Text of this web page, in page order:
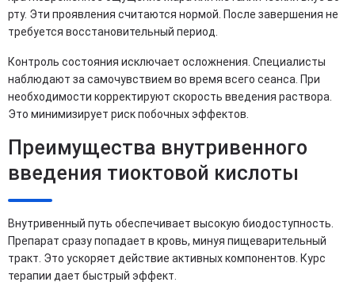
рту. Эти проявления считаются нормой. После завершения не
требуется восстановительный период.
Контроль состояния исключает осложнения. Специалисты
наблюдают за самочувствием во время всего сеанса. При
необходимости корректируют скорость введения раствора.
Это минимизирует риск побочных эффектов.
Преимущества внутривенного
введения тиоктовой кислоты
Внутривенный путь обеспечивает высокую биодоступность.
Препарат сразу попадает в кровь, минуя пищеварительный
тракт. Это ускоряет действие активных компонентов. Курс
терапии дает быстрый эффект.